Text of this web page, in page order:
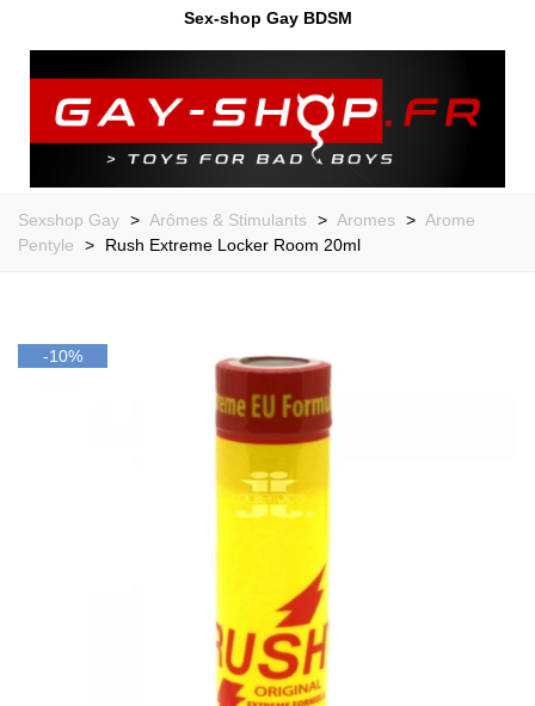
Sex-shop Gay BDSM
Sexshop Gay > Arômes & Stimulants > Aromes > Arome
Pentyle
> Rush Extreme Locker Room 20ml
-10%